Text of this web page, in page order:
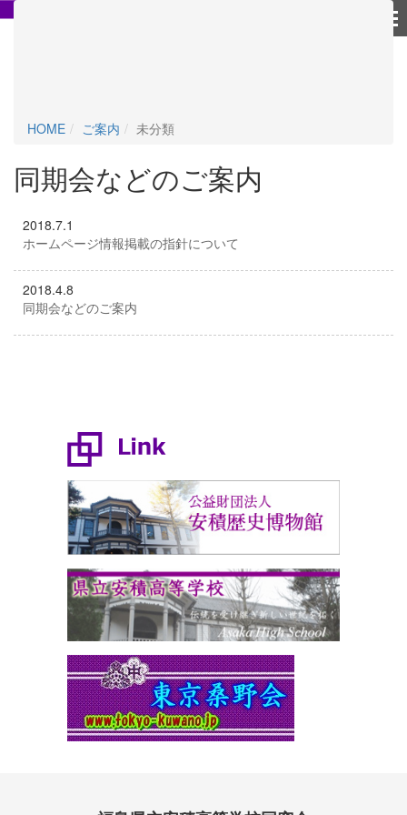
HOME ご案内 未分類
同期会などのご案内
2018.7.1
ホームページ情報掲載の指針について
2018.4.8
同期会などのご案内